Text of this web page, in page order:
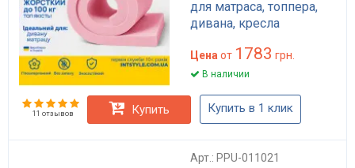
для матраса, топпера,
дивана, кресла
Цена от 1783 грн.
В наличии
11 отзывов Купить Купить в 1 клик
Арт.: PPU-011021